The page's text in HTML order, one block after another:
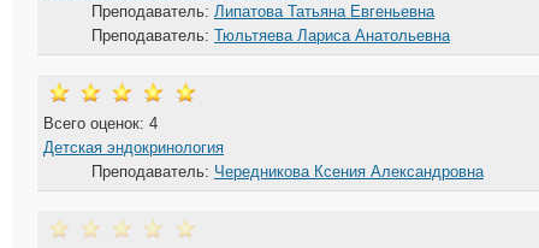
Преподаватель: Липатова Татьяна Евгеньевна
Преподаватель: Тюльтяева Лариса Анатольевна
Всего оценок: 4
Детская эндокринология
Преподаватель: Чередникова Ксения Александровна